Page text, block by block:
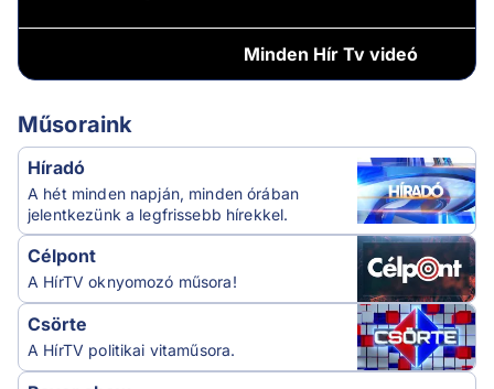
Minden Hír Tv videó
Műsoraink
Híradó
A hét minden napján, minden órában
jelentkezünk a legfrissebb hírekkel.
Célpont
A HírTV oknyomozó műsora!
Csörte
A HírTV politikai vitaműsora.